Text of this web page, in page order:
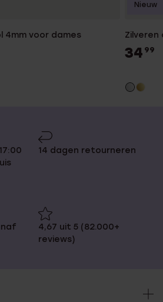
4mm voor dames Zilveren
34 99
Nieuw
14 dagen retourneren
4,67 uit 5 (82.000+
reviews)